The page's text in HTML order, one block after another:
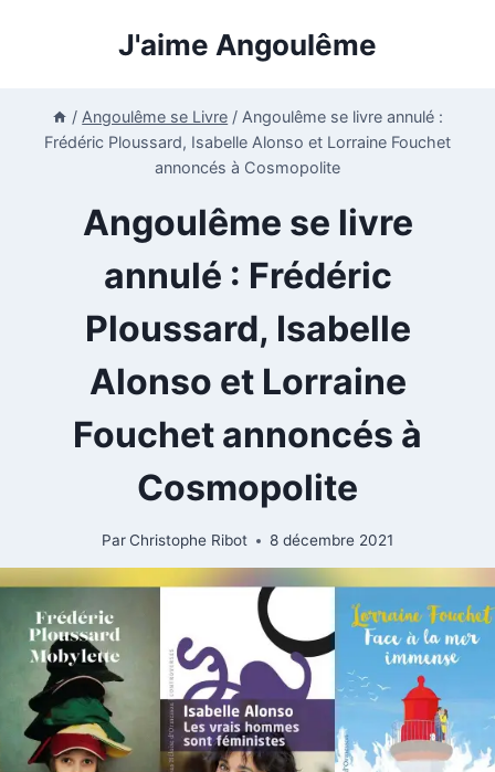
J'aime Angoulême
/ Angoulême se Livre / Angoulême se livre annulé :
Frédéric Ploussard, Isabelle Alonso et Lorraine Fouchet
annoncés à Cosmopolite
Angoulême se livre
annulé : Frédéric
Ploussard, Isabelle
Alonso et Lorraine
Fouchet annoncés à
Cosmopolite
ParChristophe Ribot 8 décembre 2021